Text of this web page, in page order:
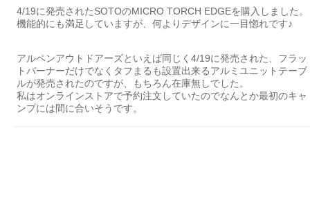
4/19に発売されたSOTOのMICRO TORCH EDGEを購入しました。
機能的にも満足していますが、何よりデザインに一目惚れです♪
アルペンアウトドアーズといえば同じく4/19に発売された、フラッ
トバーナーだけでなくタフまるも設置出来るアルミユニットテーブ
ルが発売されたのですが、もちろん在庫無しでした。
私はオンラインストアで予約注文していたのでなんとか最初のキャ
ンプには間に合いそうです。